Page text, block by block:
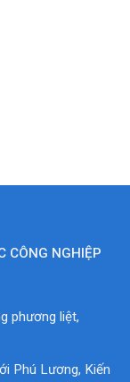
CÔNG NGHIỆP
phương liệt,
Phú Lương, Kiến